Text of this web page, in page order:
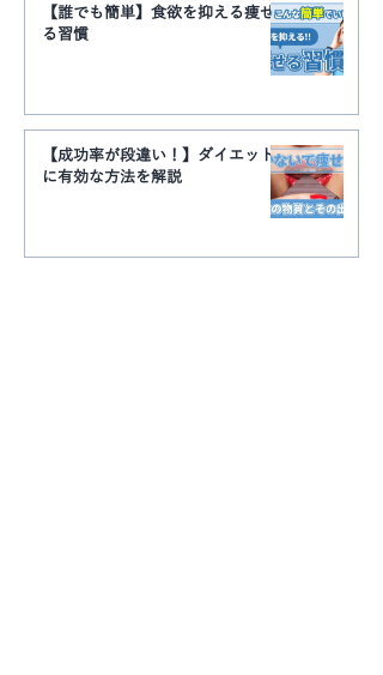
【誰でも簡単】食欲を抑える痩せ
る習慣
【成功率が段違い！】ダイエット
に有効な方法を解説